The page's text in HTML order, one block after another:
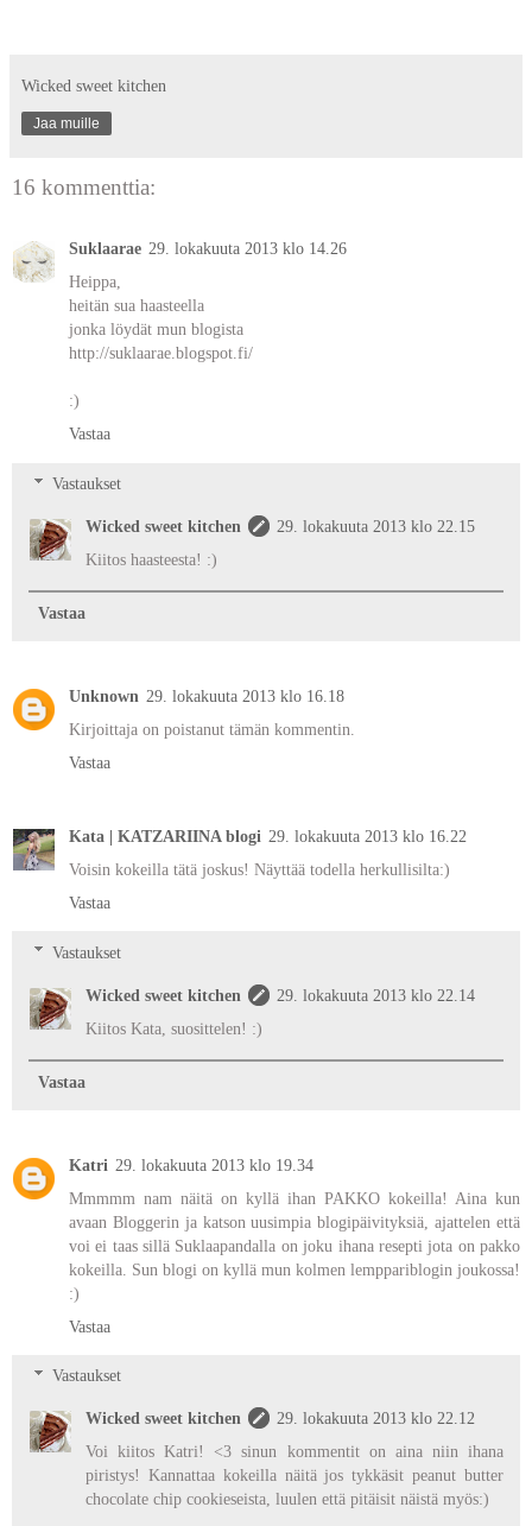
Wicked sweet kitchen
Jaa muille
16 kommenttia:
Suklaarae 29. lokakuuta 2013 klo 14.26
Heippa,
heitän sua haasteella
jonka löydät mun blogista
http://suklaarae.blogspot.fi/
:)
Vastaa
Vastaukset
Wicked sweet kitchen
29. lokakuuta 2013 klo 22.15
Kiitos haasteesta! :)
Vastaa
Unknown 29. lokakuuta 2013 klo 16.18
Kirjoittaja on poistanut tämän kommentin.
Vastaa
Kata | KATZARIINA blogi 29. lokakuuta 2013 klo 16.22
Voisin kokeilla tätä joskus! Näyttää todella herkullisilta:)
Vastaa
Vastaukset
Wicked sweet kitchen
29. lokakuuta 2013 klo 22.14
Kiitos Kata, suosittelen! :)
Vastaa
Katri 29. lokakuuta 2013 klo 19.34
Mmmmm nam näitä on kyllä ihan PAKKO kokeilla! Aina kun
avaan Bloggerin ja katson uusimpia blogipäivityksiä, ajattelen että
voi ei taas sillä Suklaapandalla on joku ihana resepti jota on pakko
kokeilla. Sun blogi on kyllä mun kolmen lemppariblogin joukossa!
:)
Vastaa
Vastaukset
Wicked sweet kitchen
29. lokakuuta 2013 klo 22.12
Voi kiitos Katri! <3 sinun kommentit on aina niin ihana
piristys! Kannattaa kokeilla näitä jos tykkäsit peanut butter
chocolate chip cookieseista, luulen että pitäisit näistä myös:)